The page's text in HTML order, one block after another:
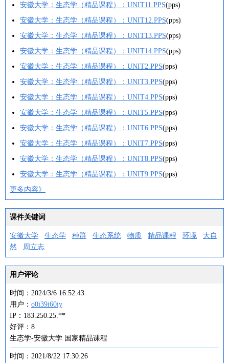
安徽大学：生态学（精品课程）：UNIT11.PPS(pps)
安徽大学：生态学（精品课程）：UNIT12.PPS(pps)
安徽大学：生态学（精品课程）：UNIT13.PPS(pps)
安徽大学：生态学（精品课程）：UNIT14.PPS(pps)
安徽大学：生态学（精品课程）：UNIT2.PPS(pps)
安徽大学：生态学（精品课程）：UNIT3.PPS(pps)
安徽大学：生态学（精品课程）：UNIT4.PPS(pps)
安徽大学：生态学（精品课程）：UNIT5.PPS(pps)
安徽大学：生态学（精品课程）：UNIT6.PPS(pps)
安徽大学：生态学（精品课程）：UNIT7.PPS(pps)
安徽大学：生态学（精品课程）：UNIT8.PPS(pps)
安徽大学：生态学（精品课程）：UNIT9.PPS(pps)
更多内容》
课件关键词
安徽大学 生态学 种群 生态系统 物质 精品课程 环境
大自
然
周立志
用户评论
时间：2024/3/6 16:52:43
用户： o0i39i60iy
IP：183.250.25.**
好评：8
生态学-安徽大学 国家精品课程
时间：2021/8/22 17:30:26